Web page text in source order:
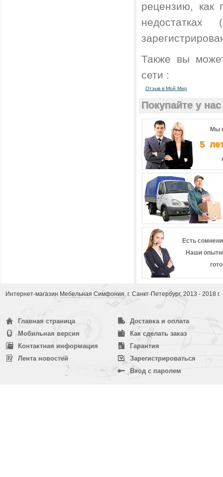
рецензию, как
Также вы
сети :
Отзыв в Мой Мир
Покупайте у
Мы
5
Есть
Наши
Интернет-магазин Мебельная Симфония, г. Санкт-Петербург, 2013 - 2018 г.
Главная страница
Мобильная версия
Контактная информация
Лента новостей
Доставка и оплата
Как сделать заказ
Гарантия
Зарегистрироваться
Вход с паролем